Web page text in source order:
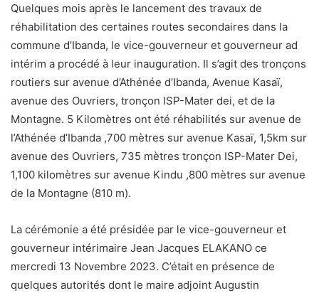
Quelques mois après le lancement des travaux de
réhabilitation des certaines routes secondaires dans la
commune d’Ibanda, le vice-gouverneur et gouverneur ad
intérim a procédé à leur inauguration. Il s’agit des tronçons
routiers sur avenue d’Athénée d’Ibanda, Avenue Kasaï,
avenue des Ouvriers, tronçon ISP-Mater dei, et de la
Montagne. 5 Kilomètres ont été réhabilités sur avenue de
l’Athénée d’Ibanda ,700 mètres sur avenue Kasaï, 1,5km sur
avenue des Ouvriers, 735 mètres tronçon ISP-Mater Dei,
1,100 kilomètres sur avenue Kindu ,800 mètres sur avenue
de la Montagne (810 m).
La cérémonie a été présidée par le vice-gouverneur et
gouverneur intérimaire Jean Jacques ELAKANO ce
mercredi 13 Novembre 2023. C’était en présence de
quelques autorités dont le maire adjoint Augustin